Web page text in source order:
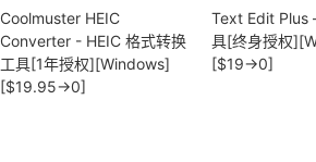
Coolmuster HEIC
Converter - HEIC 格式转换
工具[1年授权][Windows]
[$19.95→0]
Text Edit Plus
具[终身授权
[$19→0]